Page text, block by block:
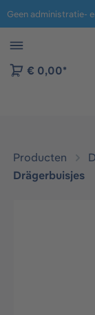
naar navigatie
€ 0,00*
Producten
Drägerbuisjes